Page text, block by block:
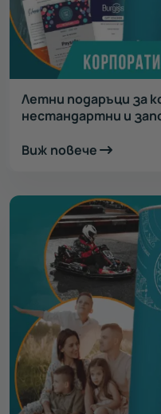
Летни подаръци за
нестандартни и
Виж повече